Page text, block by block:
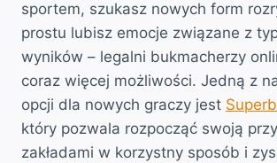
sportem, szukasz nowych form
prostu lubisz emocje związane z
wyników – legalni bukmacherzy
coraz więcej możliwości. Jedną z
opcji dla nowych graczy jest
który pozwala rozpocząć swoją
zakładami w korzystny sposób i